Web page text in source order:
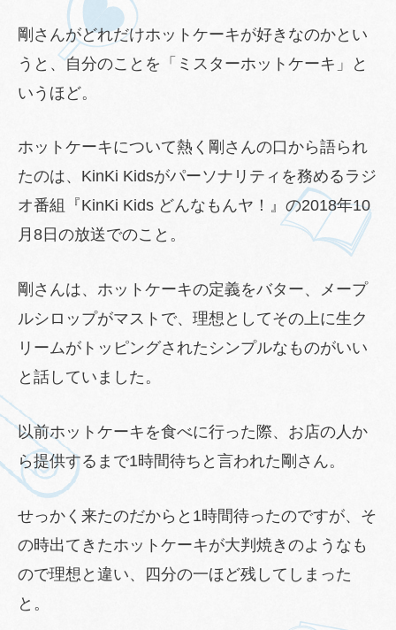
剛さんがどれだけホットケーキが好きなのかとい
うと、自分のことを「ミスターホットケーキ」と
いうほど。
ホットケーキについて熱く剛さんの口から語られ
たのは、KinKi Kidsがパーソナリティを務めるラジ
オ番組『KinKi Kids どんなもんヤ！』の2018年10
月8日の放送でのこと。
剛さんは、ホットケーキの定義をバター、メープ
ルシロップがマストで、理想としてその上に生ク
リームがトッピングされたシンプルなものがいい
と話していました。
以前ホットケーキを食べに行った際、お店の人か
ら提供するまで1時間待ちと言われた剛さん。
せっかく来たのだからと1時間待ったのですが、そ
の時出てきたホットケーキが大判焼きのようなも
ので理想と違い、四分の一ほど残してしまった
と。